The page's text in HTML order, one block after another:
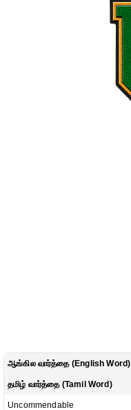
ஆங்கில வார்த்தை (English Word)
தமிழ் வார்த்தை (Tamil Word)
Uncommendable